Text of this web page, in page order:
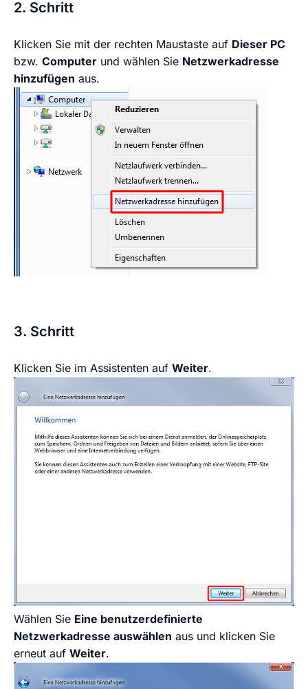
2. Schritt
Klicken Sie mit der rechten Maustaste auf Dieser PC
bzw. Computer und wählen Sie Netzwerkadresse
hinzufügen aus.
3. Schritt
Klicken Sie im Assistenten auf Weiter.
Wählen Sie Eine benutzerdefinierte
Netzwerkadresse auswählen aus und klicken Sie
erneut auf Weiter.